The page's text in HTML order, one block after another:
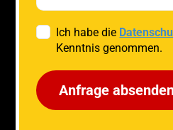
Ich habe die
Kenntnis genommen.